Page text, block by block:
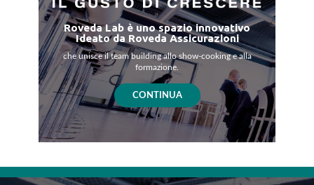
Roveda Lab è uno spazio innovativo
Ideato da Roveda Assicurazioni
che unisce il team building allo show-cooking e alla
formazione.
CONTINUA